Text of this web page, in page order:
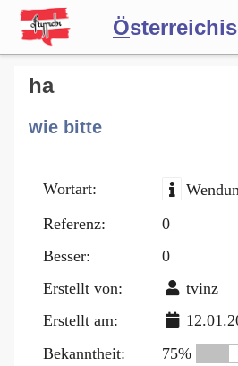
Ö
Forum
Blog
ha
wie bitte
Wortart:
Referenz:
0
Besser:
0
Erstellt von:
tvinz
Erstellt am:
Bekanntheit:
75%